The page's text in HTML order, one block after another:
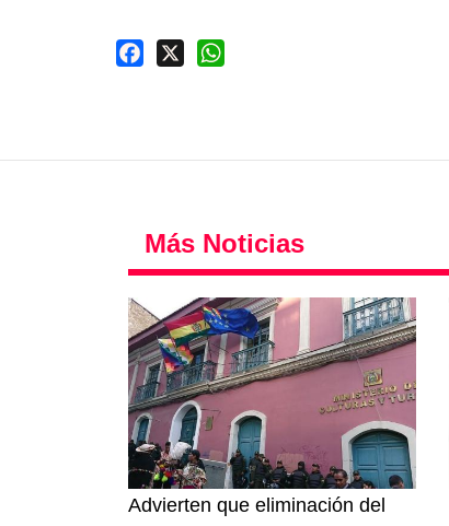
Facebook
Más Noticias
Advierten que eliminación del